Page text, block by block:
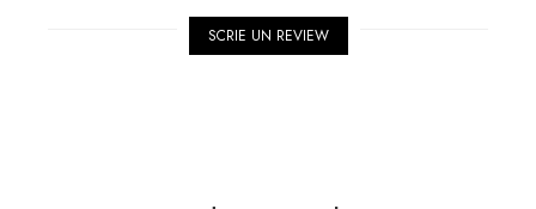
SCRIE UN REVIEW